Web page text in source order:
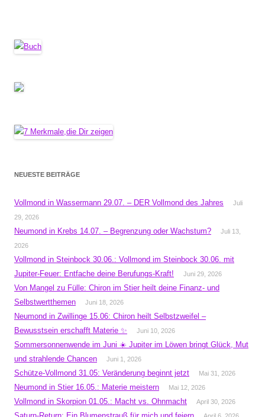
NEUESTE BEITRÄGE
Vollmond in Wassermann 29.07. – DER Vollmond des Jahres
Juli
29, 2026
Neumond in Krebs 14.07. – Begrenzung oder Wachstum?
Juli 13,
2026
Vollmond in Steinbock 30.06.: Vollmond im Steinbock 30.06. mit
Jupiter-Feuer: Entfache deine Berufungs-Kraft!
Juni 29, 2026
Von Mangel zu Fülle: Chiron im Stier heilt deine Finanz- und
Selbstwertthemen
Juni 18, 2026
Neumond in Zwillinge 15.06: Chiron heilt Selbstzweifel –
Bewusstsein erschafft Materie ✨
Juni 10, 2026
Sommersonnenwende im Juni ☀️ Jupiter im Löwen bringt Glück, Mut
und strahlende Chancen
Juni 1, 2026
Schütze-Vollmond 31.05: Veränderung beginnt jetzt Mai 31, 2026
Neumond in Stier 16.05.: Materie meistern Mai 12, 2026
Vollmond in Skorpion 01.05.: Macht vs. Ohnmacht April 30, 2026